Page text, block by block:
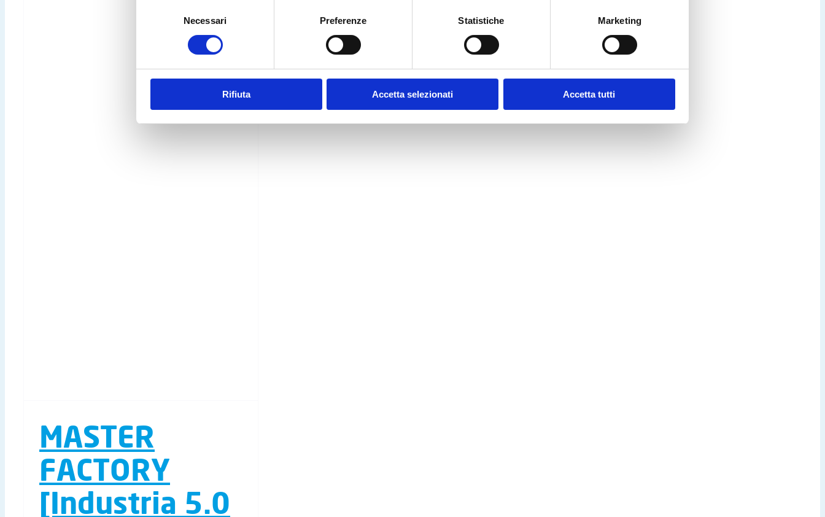
Necessari Preferenze Statistiche Marketing
Rifiuta Accetta selezionati Accetta tutti
MASTER
FACTORY
[Industria 5.0